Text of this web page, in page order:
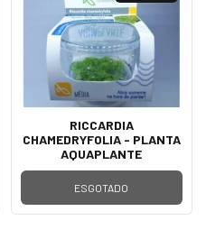
RICCARDIA
CHAMEDRYFOLIA - PLANTA
AQUAPLANTE
ESGOTADO